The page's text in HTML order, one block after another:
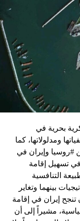
التي تبذلها
لوقف لإطلاق
بالتأكيد على أن
حكومته.
بقاء القوات
من إعادة
الفلسطيني
حديث من هذا
المجتمع
بحرية في
ومدلولاتها، كما
#روسيا وإيران في
تسهيل إقامة
التنافسية
بينهما وتغاير
إيران في إقامة
مشيراً إلى أن